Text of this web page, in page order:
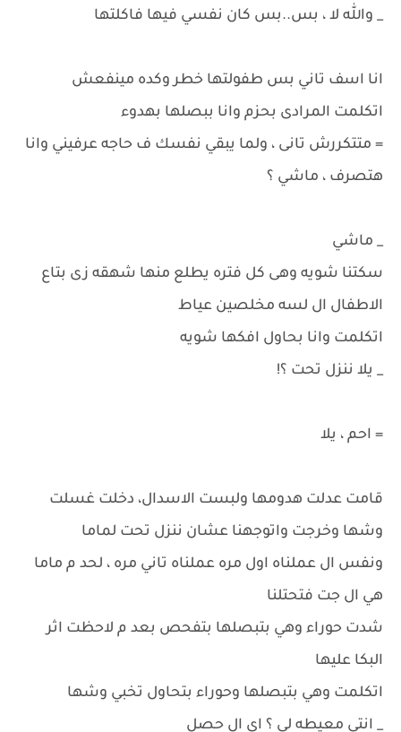
_ والله لا ، بس..بس كان نفسي فيها فاكلتها
انا اسف تاني بس طفولتها خطر وكده مينفعش
اتكلمت المرادى بحزم وانا ببصلها بهدوء
= متتكررش تانى ، ولما يبقي نفسك ف حاجه عرفيني وانا
هتصرف ، ماشي ؟
_ ماشي
سكتنا شويه وهى كل فتره يطلع منها شهقه زى بتاع
الاطفال ال لسه مخلصين عياط
اتكلمت وانا بحاول افكها شويه
_ يلا ننزل تحت ؟!
= احم ، يلا
قامت عدلت هدومها ولبست الاسدال، دخلت غسلت
وشها وخرجت واتوجهنا عشان ننزل تحت لماما
ونفس ال عملناه اول مره عملناه تاني مره ، لحد م ماما
هي ال جت فتحتلنا
شدت حوراء وهي بتبصلها بتفحص بعد م لاحظت اثر
البكا عليها
اتكلمت وهي بتبصلها وحوراء بتحاول تخبي وشها
_ انتي معيطه لى ؟ اى ال حصل